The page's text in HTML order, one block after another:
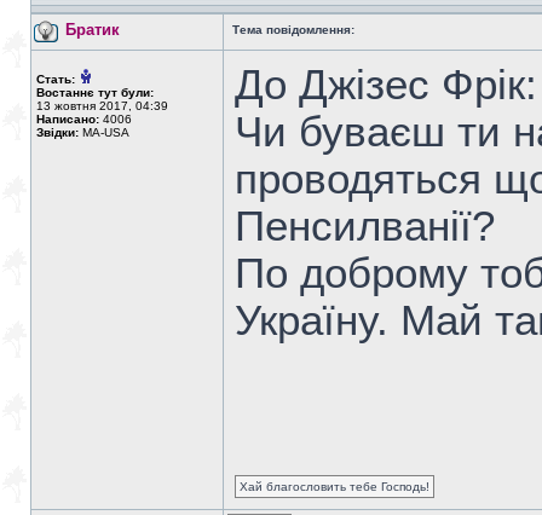
Братик Тема повідомлення:
Стать:
Востаннє тут були:
13 жовтня 2017, 04:39
Написано: 4006
Звідки: MA-USA
До Джізес Фрік:
Чи буваєш ти
проводяться
Пенсилванії?
По доброму
Україну. Май
Хай благословить тебе Господь!